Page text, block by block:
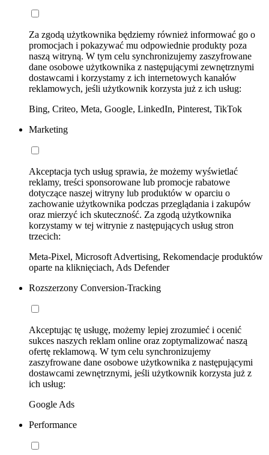
Za zgodą użytkownika będziemy również informować go o
promocjach i pokazywać mu odpowiednie produkty poza
naszą witryną. W tym celu synchronizujemy zaszyfrowane
dane osobowe użytkownika z następującymi zewnętrznymi
dostawcami i korzystamy z ich internetowych kanałów
reklamowych, jeśli użytkownik korzysta już z ich usług:
Bing, Criteo, Meta, Google, LinkedIn, Pinterest, TikTok
Marketing
Akceptacja tych usług sprawia, że możemy wyświetlać
reklamy, treści sponsorowane lub promocje rabatowe
dotyczące naszej witryny lub produktów w oparciu o
zachowanie użytkownika podczas przeglądania i zakupów
oraz mierzyć ich skuteczność. Za zgodą użytkownika
korzystamy w tej witrynie z następujących usług stron
trzecich:
Meta-Pixel, Microsoft Advertising, Rekomendacje produktów
oparte na kliknięciach, Ads Defender
Rozszerzony Conversion-Tracking
Akceptując tę usługę, możemy lepiej zrozumieć i ocenić
sukces naszych reklam online oraz zoptymalizować naszą
ofertę reklamową. W tym celu synchronizujemy
zaszyfrowane dane osobowe użytkownika z następującymi
dostawcami zewnętrznymi, jeśli użytkownik korzysta już z
ich usług:
Google Ads
Performance